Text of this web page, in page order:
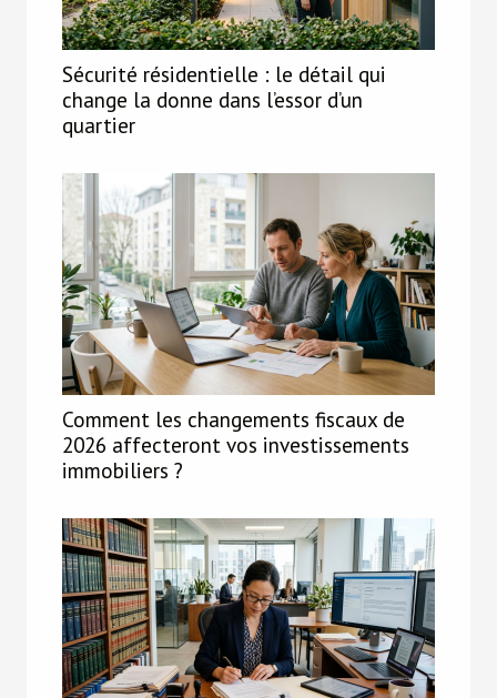
Sécurité résidentielle : le détail qui
change la donne dans l’essor d’un
quartier
Comment les changements fiscaux de
2026 affecteront vos investissements
immobiliers ?